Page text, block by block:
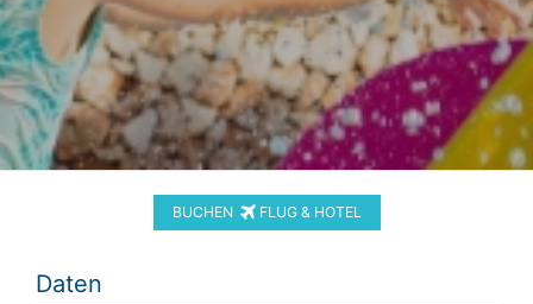
BUCHEN FLUG & HOTEL
Daten